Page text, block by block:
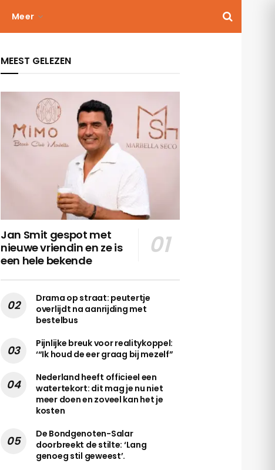
Meer
MEEST GELEZEN
Jan Smit gespot met
nieuwe vriendin en ze is
een hele bekende
Drama op straat: peutertje
overlijdt na aanrijding met
bestelbus
Pijnlijke breuk voor realitykoppel:
‘“Ik houd de eer graag bij mezelf”
Nederland heeft officieel een
watertekort: dit mag je nu niet
meer doen en zoveel kan het je
kosten
De Bondgenoten-Salar
doorbreekt de stilte: ‘Lang
genoeg stil geweest’.